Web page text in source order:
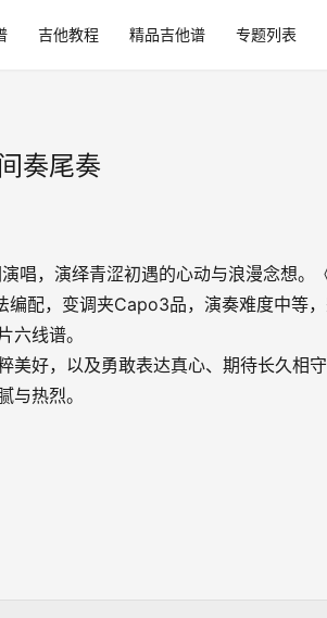
吉他教程 精品吉他谱 专题列表
奏尾奏
唱，演绎青涩初遇的心动与浪漫念想。
编配，变调夹Capo3品，演奏难度中等
六线谱。
美好，以及勇敢表达真心、期待长久相
与热烈。